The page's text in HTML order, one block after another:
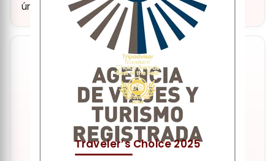
únicas y de alta calidad.
Traveler’s Choice 2025